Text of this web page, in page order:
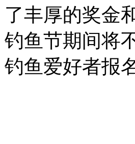
了丰厚的奖金
钓鱼节期间将
钓鱼爱好者报